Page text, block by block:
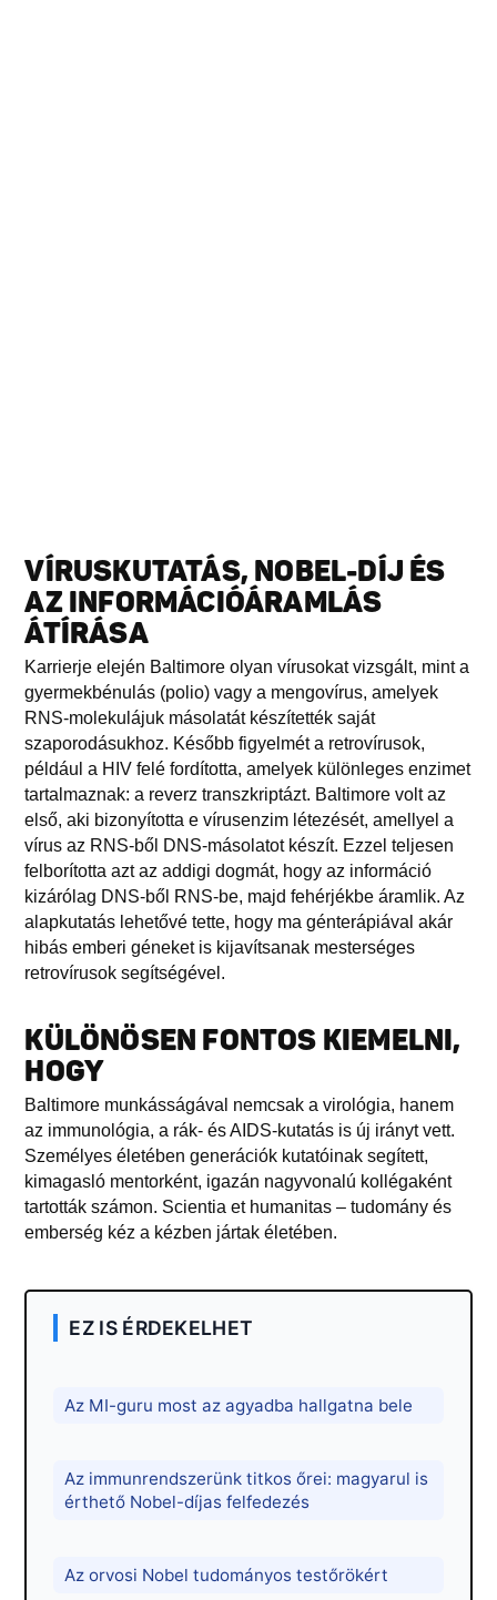
VÍRUSKUTATÁS, NOBEL-DÍJ ÉS
AZ INFORMÁCIÓÁRAMLÁS
ÁTÍRÁSA
Karrierje elején Baltimore olyan vírusokat vizsgált, mint a
gyermekbénulás (polio) vagy a mengovírus, amelyek
RNS-molekulájuk másolatát készítették saját
szaporodásukhoz. Később figyelmét a retrovírusok,
például a HIV felé fordította, amelyek különleges enzimet
tartalmaznak: a reverz transzkriptázt. Baltimore volt az
első, aki bizonyította e vírusenzim létezését, amellyel a
vírus az RNS-ből DNS-másolatot készít. Ezzel teljesen
felborította azt az addigi dogmát, hogy az információ
kizárólag DNS-ből RNS-be, majd fehérjékbe áramlik. Az
alapkutatás lehetővé tette, hogy ma génterápiával akár
hibás emberi géneket is kijavítsanak mesterséges
retrovírusok segítségével.
KÜLÖNÖSEN FONTOS KIEMELNI,
HOGY
Baltimore munkásságával nemcsak a virológia, hanem
az immunológia, a rák- és AIDS-kutatás is új irányt vett.
Személyes életében generációk kutatóinak segített,
kimagasló mentorként, igazán nagyvonalú kollégaként
tartották számon. Scientia et humanitas – tudomány és
emberség kéz a kézben jártak életében.
EZ IS ÉRDEKELHET
Az MI-guru most az agyadba hallgatna bele
Az immunrendszerünk titkos őrei: magyarul is
érthető Nobel-díjas felfedezés
Az orvosi Nobel tudományos testőrökért